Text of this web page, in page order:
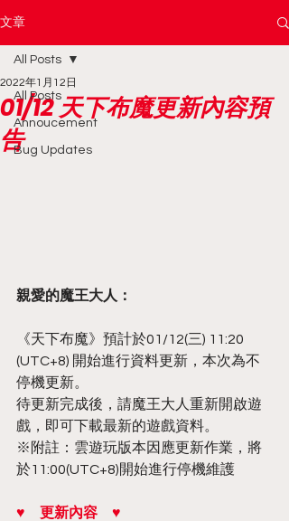
文章
All Posts
Annoucement
Bug Updates
All Posts
01/12 天下布魔更新內容預
告
2022年1月12日
親愛的魔王大人：
《天下布魔》預計於01/12(三) 11:20
(UTC+8) 開始進行資料更新，本次為不
停機更新。
待更新完成後，請魔王大人重新開啟遊
戲，即可下載最新的遊戲資料。
※附註：雲遊玩版本因應更新作業，將
於11:00(UTC+8)開始進行停機維護
♥　更新內容　♥